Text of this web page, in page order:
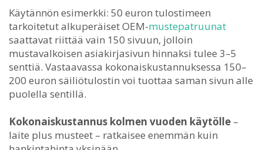
Käytännön esimerkki: 50 euron tulostimeen
tarkoitetut alkuperäiset OEM-mustepatruunat
saattavat riittää vain 150 sivuun, jolloin
mustavalkoisen asiakirjasivun hinnaksi tulee 3–5
senttiä. Vastaavassa kokonaiskustannuksessa 150–
200 euron säiliötulostin voi tuottaa saman sivun alle
puolella sentillä.
Kokonaiskustannus kolmen vuoden käytölle –
laite plus musteet – ratkaisee enemmän kuin